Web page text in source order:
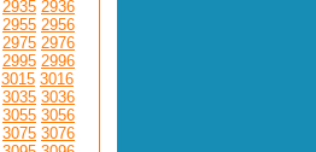
2935 2936
2955 2956
2975 2976
2995 2996
3015 3016
3035 3036
3055 3056
3075 3076